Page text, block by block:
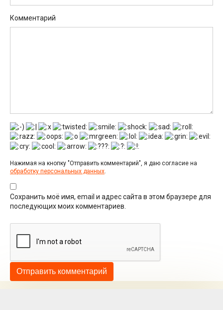
Комментарий
Нажимая на кнопку "Отправить комментарий", я даю согласие на
обработку персональных данных.
Сохранить моё имя, email и адрес сайта в этом браузере для
последующих моих комментариев.